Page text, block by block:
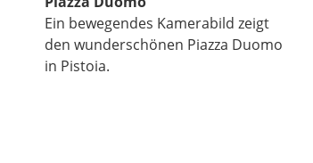
Ein bewegendes Kamerabild zeigt
den wunderschönen Piazza Duomo
in Pistoia.